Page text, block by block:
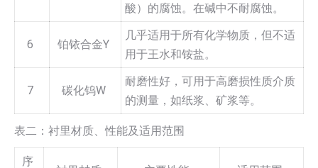
酸）的腐蚀。在碱中不耐腐蚀。
6 铂铱合金Y
几乎适用于所有化学物质，但不适
用于王水和铵盐。
7 碳化钨W
耐磨性好，可用于高磨损性质介质
的测量，如纸浆、矿浆等。
表二：衬里材质、性能及适用范围
序